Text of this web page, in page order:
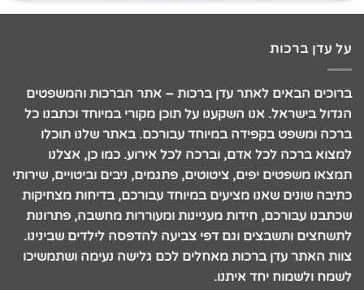
על עדן ברכות
ברוכים הבאים לאתר עדן ברכות – אתר הברכות והמשפטים
הגדול בישראל. אנו השקענו על תוכן מקורי במיוחד וכתבנו כל
ברכה ומשפט בקפידה במיוחד עבורכם. באתר שלנו תוכלו
למצוא ברכה לכל אדם, וברכה לכל אירוע. כמו כן, אצלנו
תמצאו משפטים יפים, ציטוטים, פתגמים, ניבים וביטויים, שירותי
כתיבה שונים שאנו מציעים במיוחד עבורכם, בדיחות מצחיקות
שכתבנו עבורכם, חידות מעניינות ומעוררות מחשבה, פתרונות
לתשחצים ותשבצים וגם דפי צביעה להדפסה לילדים שבינינו.
צוות האתר עדן ברכות מאחלים לכם גלישה נעימה ושתמשיכו
לשמח ולשמוח יחד איתנו.